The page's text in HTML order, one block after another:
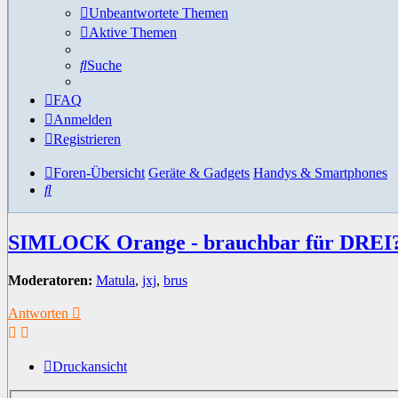
Unbeantwortete Themen
Aktive Themen
Suche
FAQ
Anmelden
Registrieren
Foren-Übersicht Geräte & Gadgets Handys & Smartphones
Suche
SIMLOCK Orange - brauchbar für
Moderatoren: Matula, jxj, brus
Antworten
Druckansicht